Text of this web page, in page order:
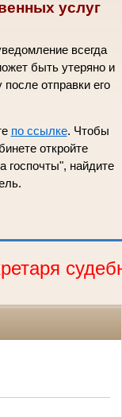
услуг
всегда
быть утеряно и
отправки его
по ссылке. Чтобы
откройте
госпочты", найдите